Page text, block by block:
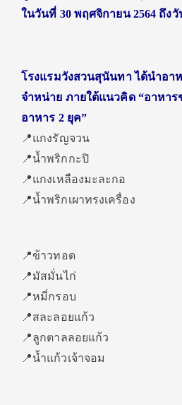
ในวันที่ 30 พฤศจิกายน 2564 ถึง
โรงแรมวังสวนสุนันทา ได้นำอา
จำหน่าย ภายใต้แนวคิด “อาหาร
อาหาร 2 ยุค”
📍แกงรัญจวน
📍น้ำพริกกะปิ
📍แกงเหลืองมะละกอ
📍น้ำพริกเผาทรงเครื่อง
📍ข้าวทอด
📍มัสมั่นไก่
📍หมี่กรอบ
📍สละลอยแก้ว
📍ลูกตาลลอยแก้ว
📍น้ำแก้วเจ้าจอม